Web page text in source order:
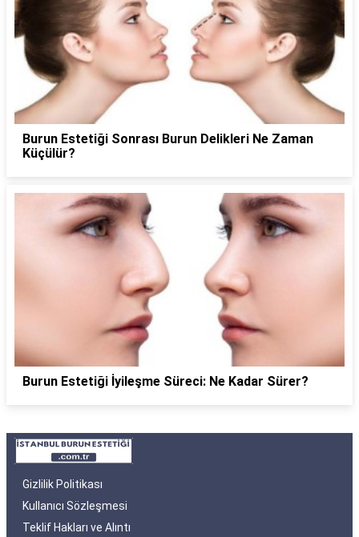
Burun Estetiği Sonrası Burun Delikleri Ne Zaman
Küçülür?
Burun Estetiği İyileşme Süreci: Ne Kadar Sürer?
Gizlilik Politikası
Kullanıcı Sözleşmesi
Teklif Hakları ve Alıntı